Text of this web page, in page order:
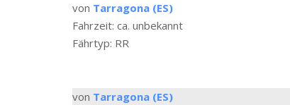
von Tarragona (ES)
Fahrzeit: ca. unbekannt
Fährtyp: RR
von Tarragona (ES)